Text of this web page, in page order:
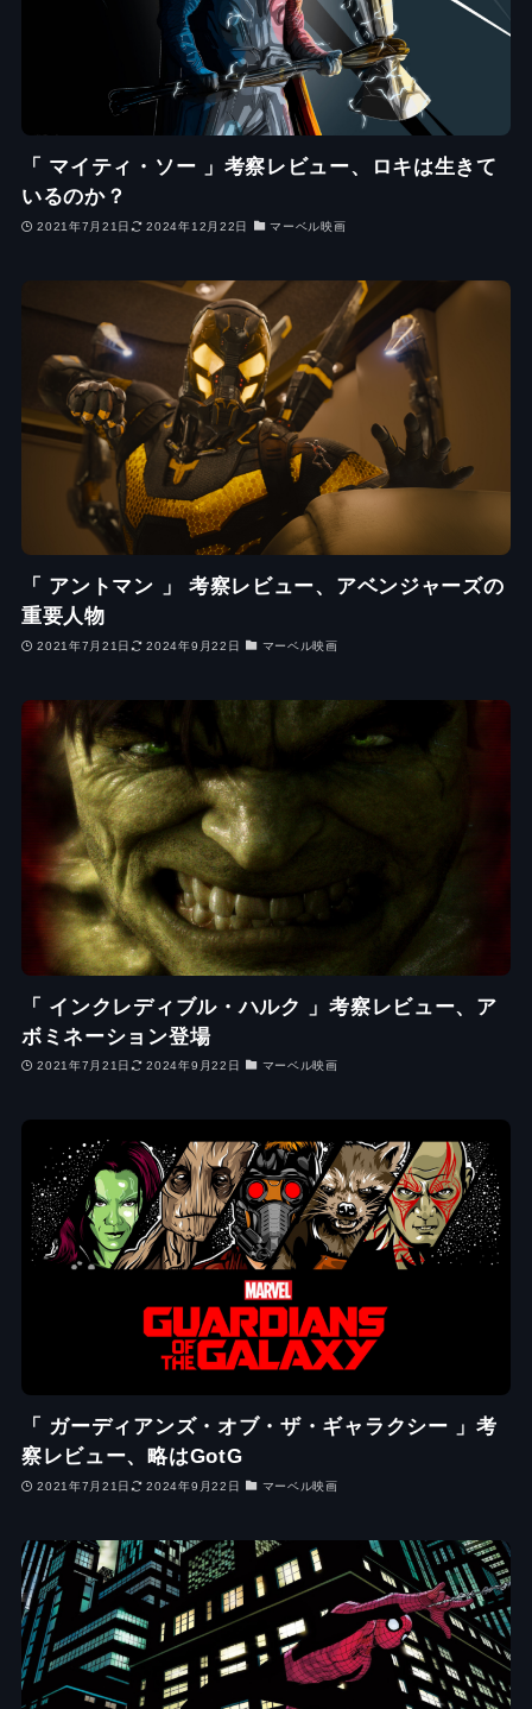
「 マイティ・ソー 」考察レビュー、ロキは生きて
いるのか？
2021年7月21日 2024年12月22日 マーベル映画
「 アントマン 」 考察レビュー、アベンジャーズの
重要人物
2021年7月21日 2024年9月22日 マーベル映画
「 インクレディブル・ハルク 」考察レビュー、ア
ボミネーション登場
2021年7月21日 2024年9月22日 マーベル映画
「 ガーディアンズ・オブ・ザ・ギャラクシー 」考
察レビュー、略はGotG
2021年7月21日 2024年9月22日 マーベル映画